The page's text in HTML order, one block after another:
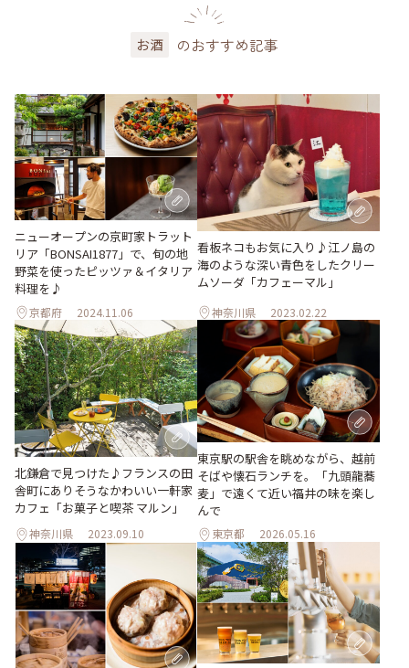
お酒 のおすすめ記事
ニューオープンの京町家トラット
リア「BONSAI1877」で、旬の地
野菜を使ったピッツァ＆イタリア
料理を♪
京都府 2024.11.06
看板ネコもお気に入り♪江ノ島の
海のような深い青色をしたクリー
ムソーダ「カフェーマル」
神奈川県 2023.02.22
北鎌倉で見つけた♪フランスの田
舎町にありそうなかわいい一軒家
カフェ「お菓子と喫茶 マルン」
神奈川県 2023.09.10
東京駅の駅舎を眺めながら、越前
そばや懐石ランチを。「九頭龍蕎
麦」で遠くて近い福井の味を楽し
んで
東京都 2026.05.16